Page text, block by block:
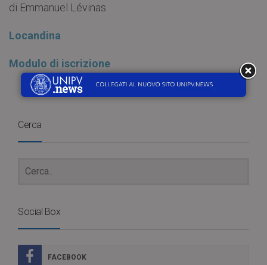
di Emmanuel Lévinas
Locandina
Modulo di iscrizione
Cerca
Social Box
FACEBOOK